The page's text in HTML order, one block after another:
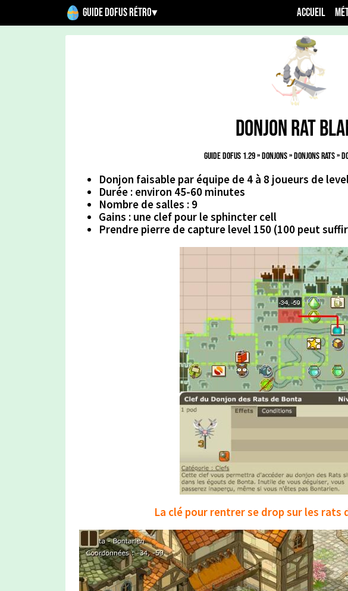
Guide Dofus Rétro▾ Accueil
Donjon Rat
Guide Dofus 1.29»Donjons»Donjons Rats»
Donjon faisable par équipe de 4 à 8 joueurs de
Durée : environ 45-60 minutes
Nombre de salles : 9
Gains : une clef pour le sphincter cell
Prendre pierre de capture level 150 (100 peut
La clé pour rentrer se drop sur les rats